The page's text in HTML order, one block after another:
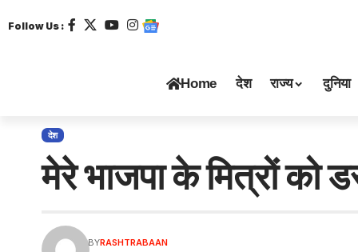
Follow Us :
Home देश राज्य दुनिया
देश
मेरे भाजपा के मित्रों को
BYRASHTRABAAN